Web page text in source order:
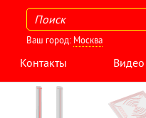
Ваш город: Москва
Контакты Видео